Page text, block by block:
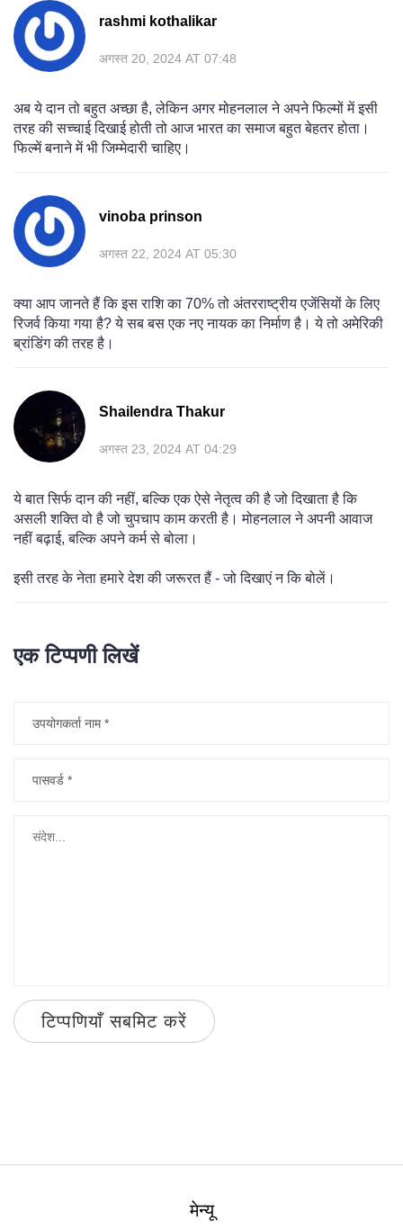
rashmi kothalikar
अगस्त 20, 2024 AT 07:48
अब ये दान तो बहुत अच्छा है, लेकिन अगर मोहनलाल ने अपने फिल्मों में इसी
तरह की सच्चाई दिखाई होती तो आज भारत का समाज बहुत बेहतर होता।
फिल्में बनाने में भी जिम्मेदारी चाहिए।
vinoba prinson
अगस्त 22, 2024 AT 05:30
क्या आप जानते हैं कि इस राशि का 70% तो अंतरराष्ट्रीय एजेंसियों के लिए
रिजर्व किया गया है? ये सब बस एक नए नायक का निर्माण है। ये तो अमेरिकी
ब्रांडिंग की तरह है।
Shailendra Thakur
अगस्त 23, 2024 AT 04:29
ये बात सिर्फ दान की नहीं, बल्कि एक ऐसे नेतृत्व की है जो दिखाता है कि
असली शक्ति वो है जो चुपचाप काम करती है। मोहनलाल ने अपनी आवाज
नहीं बढ़ाई, बल्कि अपने कर्म से बोला।
इसी तरह के नेता हमारे देश की जरूरत हैं - जो दिखाएं न कि बोलें।
एक टिप्पणी लिखें
टिप्पणियाँ सबमिट करें
मेन्यू